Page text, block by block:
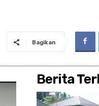
Bagikan
Berita